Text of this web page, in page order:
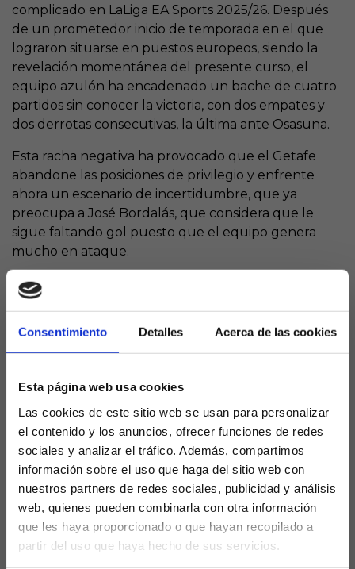
Consentimiento Detalles Acerca de las cookies
Esta página web usa cookies
Las cookies de este sitio web se usan para personalizar
el contenido y los anuncios, ofrecer funciones de redes
sociales y analizar el tráfico. Además, compartimos
información sobre el uso que haga del sitio web con
nuestros partners de redes sociales, publicidad y análisis
web, quienes pueden combinarla con otra información
que les haya proporcionado o que hayan recopilado a
partir del uso que haya hecho de sus servicios.
¿Eres mayor de edad?
complicado en LaLiga EA Sports 2025/26. Después
de un prometedor inicio de temporada en el que
lograron situarse en puestos europeos, siendo la
revelación momentánea del presente curso, el
equipo azulón ha encadenado un bache de cuatro
partidos sin conocer la victoria, con dos empates y
dos derrotas consecutivas, la última ante Osasuna.
Esta racha negativa ha provocado que el Getafe
abandone las posiciones de privilegio y enfrente
ahora un escenario de incertidumbre, que ya
preocupa a José Bordalás, que considera que le
sigue faltando gol puesto que el equipo genera
mucho en ataque.
De sensaciones positivas a
resultados negativos
El buen comienzo hacía pensar en una temporada
encuentros han puesto en evidencia las dificultades
para mantener la regularidad y la solidez necesarias
para pelear en la parte alta de la tabla. La falta de
efectividad de los de arriba y errores defensivos han
pesado en este tramo, provocando un ajuste en las
expectativas y el ánimo dentro del vestuario.
Oportunidades para
reconducir la situación